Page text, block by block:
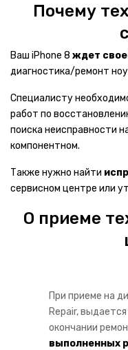
Проекторы
Плеера
Умные колонки
Фотовспышки
Диктофоны
Электронные
Мобильная техника
Ноутбуки
Почему
Ваш iPhone 8 ждет
диагностика/ремонт
Специалисту
работ по
поиска неисправности
компонентном.
Также нужно найти
сервисном центре или
О приеме
При приеме на
Repair, выдается
окончании
выполненных